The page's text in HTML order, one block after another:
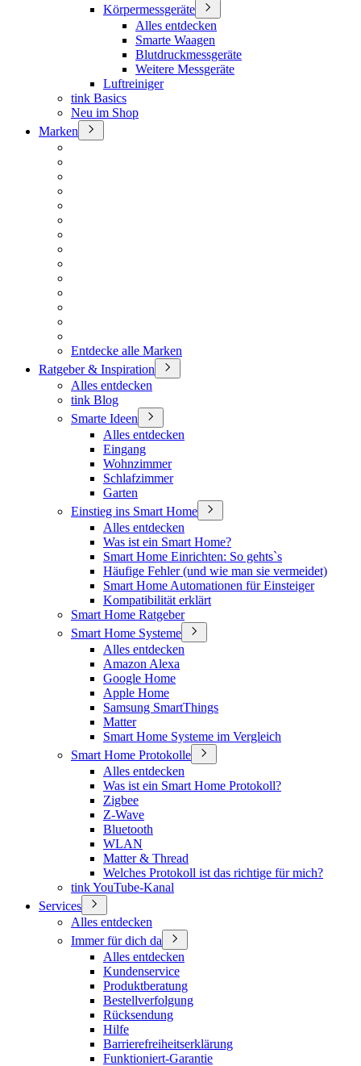
Körpermessgeräte
Alles entdecken
Smarte Waagen
Blutdruckmessgeräte
Weitere Messgeräte
Luftreiniger
tink Basics
Neu im Shop
Marken
Entdecke alle Marken
Ratgeber & Inspiration
Alles entdecken
tink Blog
Smarte Ideen
Alles entdecken
Eingang
Wohnzimmer
Schlafzimmer
Garten
Einstieg ins Smart Home
Alles entdecken
Was ist ein Smart Home?
Smart Home Einrichten: So gehts`s
Häufige Fehler (und wie man sie vermeidet)
Smart Home Automationen für Einsteiger
Kompatibilität erklärt
Smart Home Ratgeber
Smart Home Systeme
Alles entdecken
Amazon Alexa
Google Home
Apple Home
Samsung SmartThings
Matter
Smart Home Systeme im Vergleich
Smart Home Protokolle
Alles entdecken
Was ist ein Smart Home Protokoll?
Zigbee
Z-Wave
Bluetooth
WLAN
Matter & Thread
Welches Protokoll ist das richtige für mich?
tink YouTube-Kanal
Services
Alles entdecken
Immer für dich da
Alles entdecken
Kundenservice
Produktberatung
Bestellverfolgung
Rücksendung
Hilfe
Barrierefreiheitserklärung
Funktioniert-Garantie